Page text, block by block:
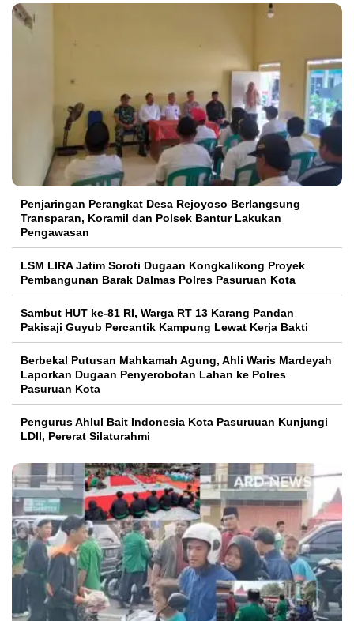
Penjaringan Perangkat Desa Rejoyoso Berlangsung
Transparan, Koramil dan Polsek Bantur Lakukan
Pengawasan
LSM LIRA Jatim Soroti Dugaan Kongkalikong Proyek
Pembangunan Barak Dalmas Polres Pasuruan Kota
Sambut HUT ke-81 RI, Warga RT 13 Karang Pandan
Pakisaji Guyub Percantik Kampung Lewat Kerja Bakti
Berbekal Putusan Mahkamah Agung, Ahli Waris Mardeyah
Laporkan Dugaan Penyerobotan Lahan ke Polres
Pasuruan Kota
Pengurus Ahlul Bait Indonesia Kota Pasuruuan Kunjungi
LDII, Pererat Silaturahmi